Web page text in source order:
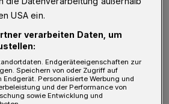
der Sozialen Stadt
gefördert und
Quartierbüro begleitet.
und -worker der Diakonie
mehr als einem Jahr
USA ein.
verarbeiten Daten, um
Endgeräteeigenschaften zur
Speichern von oder Zugriff auf
Personalisierte Werbung und
und der Performance von
sowie Entwicklung und